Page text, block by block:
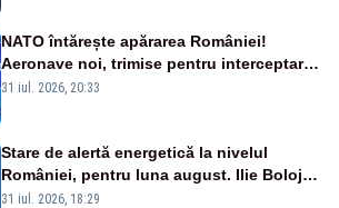
NATO întărește apărarea României!
Aeronave noi, trimise pentru interceptarea
și distrugerea dronelor
31 iul. 2026, 20:33
Stare de alertă energetică la nivelul
României, pentru luna august. Ilie Bolojan
a anunțat importuri și posibile restricții –
31 iul. 2026, 18:29